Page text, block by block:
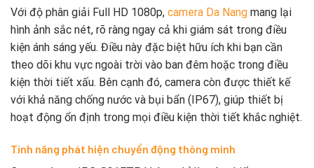
Với độ phân giải Full HD 1080p, camera Da Nang mang lại
hình ảnh sắc nét, rõ ràng ngay cả khi giám sát trong điều
kiện ánh sáng yếu. Điều này đặc biệt hữu ích khi bạn cần
theo dõi khu vực ngoài trời vào ban đêm hoặc trong điều
kiện thời tiết xấu. Bên cạnh đó, camera còn được thiết kế
với khả năng chống nước và bụi bẩn (IP67), giúp thiết bị
hoạt động ổn định trong mọi điều kiện thời tiết khắc nghiệt.
Tính năng phát hiện chuyển động thông minh